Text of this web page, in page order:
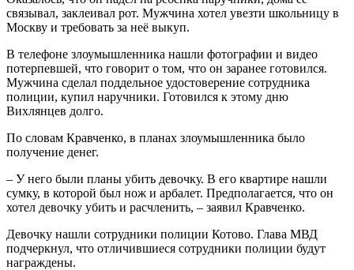
связывал, заклеивал рот. Мужчина хотел увезти школьницу в
Москву и требовать за неё выкуп.
В телефоне злоумышленника нашли фотографии и видео
потерпевшей, что говорит о том, что он заранее готовился.
Мужчина сделал поддельное удостоверение сотрудника
полиции, купил наручники. Готовился к этому дню
Вихлянцев долго.
По словам Кравченко, в планах злоумышленника было
получение денег.
– У него были планы убить девочку. В его квартире нашли
сумку, в которой был нож и арбалет. Предполагается, что он
хотел девочку убить и расчленить, – заявил Кравченко.
Девочку нашли сотрудники полиции Котово. Глава МВД
подчеркнул, что отличившиеся сотрудники полиции будут
награждены.